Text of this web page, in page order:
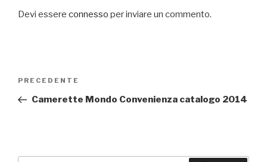
Devi essere connesso per inviare un commento.
Navigazione
Articolo
precedente:
PRECEDENTE
Camerette Mondo Convenienza catalogo 2014